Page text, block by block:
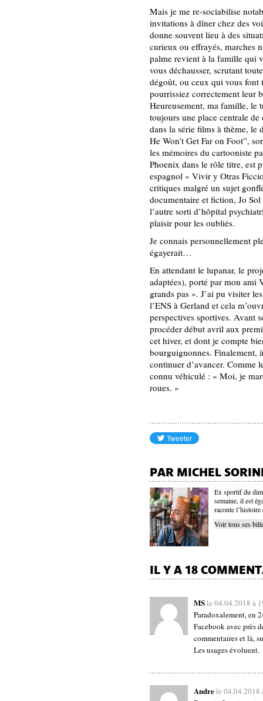
Mais je me re-sociabilise
invitations à dîner chez des
donne souvent lieu à des
curieux ou effrayés, marches
palme revient à la famille qui
vous déchausser, scrutant
dégoût, ou ceux qui vous font
pourrissiez correctement leur
Heureusement, ma famille, le
toujours une place centrale
dans la série films à thème, le
He Won’t Get Far on Foot”,
les mémoires du cartooniste
Phoenix dans le rôle titre, est
espagnol « Vivir y Otras
critiques malgré un sujet
documentaire et fiction, Jo
l’autre sorti d’hôpital
plaisir pour les oubliés.
Je connais personnellement
égayerait…
En attendant le lupanar, le
adaptées), porté par mon ami
grands pas ». J’ai pu visiter
l’ENS à Gerland et cela
perspectives sportives. Avant
procéder début avril aux
cet hiver, et dont je compte
bourguignonnes. Finalement,
continuer d’avancer. Comme
connu véhiculé : « Moi, je
roues. »
PAR MICHEL
Ex sportif du
semaine, il est
raconte
Voir tous ses
IL Y A 18
MSle 04.04.2018 à
Paradoxalement, en
Facebook avec près
commentaires et là,
Les usages évoluent.
Andrele 04.04.2018